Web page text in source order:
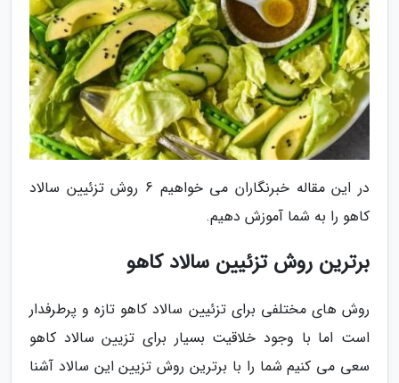
در این مقاله خبرنگاران می خواهیم 6 روش تزئیین سالاد
کاهو را به شما آموزش دهیم.
برترین روش تزئیین سالاد کاهو
روش های مختلفی برای تزئیین سالاد کاهو تازه و پرطرفدار
است اما با وجود خلاقیت بسیار برای تزیین سالاد کاهو
سعی می کنیم شما را با برترین روش تزیین این سالاد آشنا